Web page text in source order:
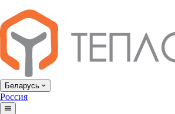
Беларусь
Россия